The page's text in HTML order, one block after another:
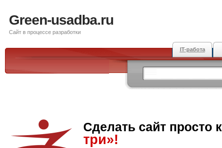
Green-usadba.ru
Сайт в процессе разработки
IT-работа
Сделать сайт просто
три»!